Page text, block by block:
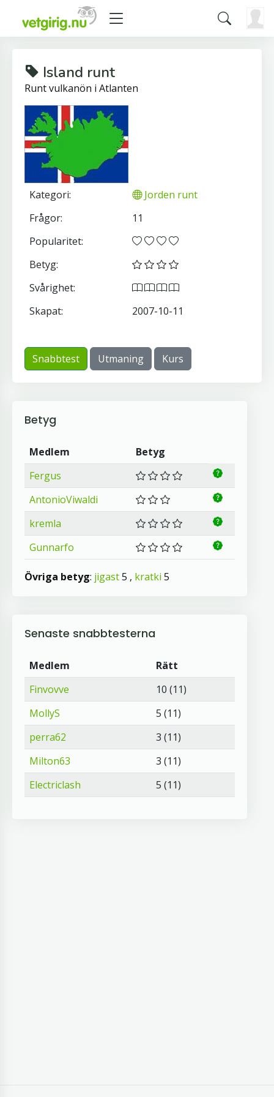
Island runt
Runt vulkanön i Atlanten
Kategori:
Jorden runt
Frågor:
11
Popularitet:
Betyg:
Svårighet:
Skapat:
2007-10-11
Snabbtest Utmaning Kurs
Betyg
Medlem
Betyg
Fergus
AntonioViwaldi
kremla
Gunnarfo
Övriga betyg: jigast5 , kratki 5
Senaste snabbtesterna
Medlem
Rätt
Finvovve
10 (11)
MollyS
5 (11)
perra62
3 (11)
Milton63
3 (11)
Electriclash
5 (11)